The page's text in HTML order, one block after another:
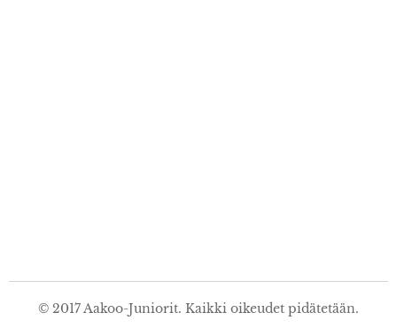
© 2017 Aakoo-Juniorit. Kaikki oikeudet pidätetään.